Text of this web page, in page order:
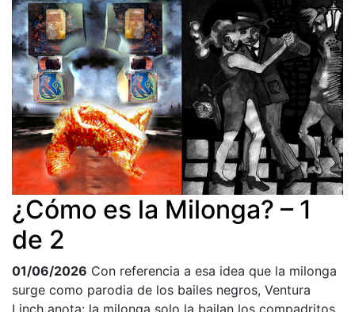
¿Cómo es la Milonga? – 1
de 2
01/06/2026 Con referencia a esa idea que la milonga
surge como parodia de los bailes negros, Ventura
Linch anota: la milonga solo la bailan los compadritos